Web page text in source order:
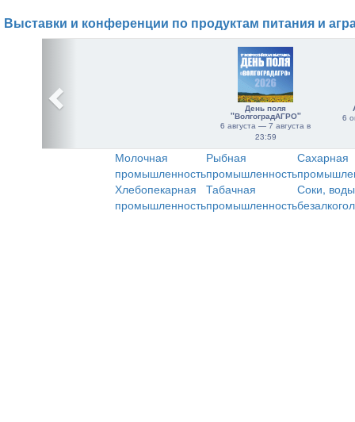
Выставки и конференции по продуктам питания и
День поля
"ВолгоградАГРО"
6 августа — 7 августа в
23:59
6
Молочная
промышленность
Рыбная
промышленность
Сахарная
Хлебопекарная
промышленность
Табачная
промышленность
Соки,